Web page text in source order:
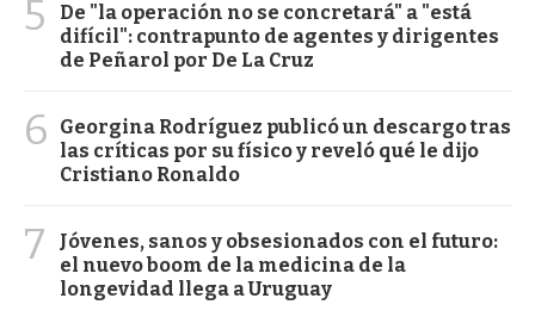
5
De "la operación no se concretará" a "está
difícil": contrapunto de agentes y dirigentes
de Peñarol por De La Cruz
6
Georgina Rodríguez publicó un descargo tras
las críticas por su físico y reveló qué le dijo
Cristiano Ronaldo
7
Jóvenes, sanos y obsesionados con el futuro:
el nuevo boom de la medicina de la
longevidad llega a Uruguay